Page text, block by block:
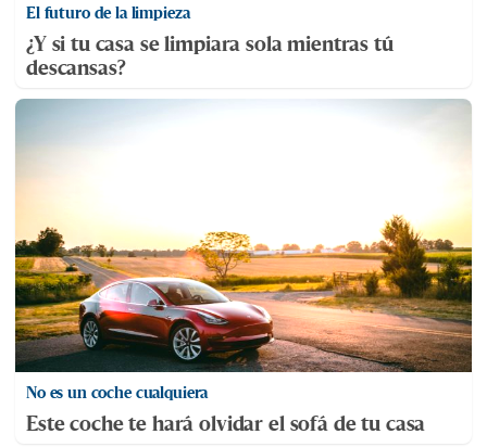
El futuro de la limpieza
¿Y si tu casa se limpiara sola mientras tú
descansas?
No es un coche cualquiera
Este coche te hará olvidar el sofá de tu casa